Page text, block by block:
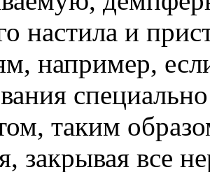
настила и
например,
таким
закрывая все